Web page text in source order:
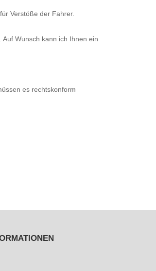
Verstöße der Fahrer.
Wunsch kann ich Ihnen ein
es rechtskonform